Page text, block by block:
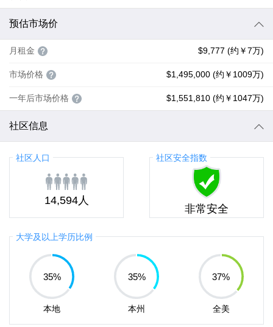
预估市场价
月租金 $9,777 (约￥7万)
市场价格 $1,495,000 (约￥1009万)
一年后市场价格 $1,551,810 (约￥1047万)
社区信息
社区人口
14,594人
社区安全指数
非常安全
大学及以上学历比例
35%
本地
35%
本州
37%
全美